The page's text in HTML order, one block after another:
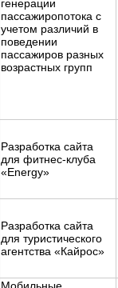
генерации
пассажиропотока с
учетом различий в
поведении
пассажиров разных
возрастных групп
Разработка сайта
для фитнес-клуба
«Energy»
Разработка сайта
для туристического
агентства «Кайрос»